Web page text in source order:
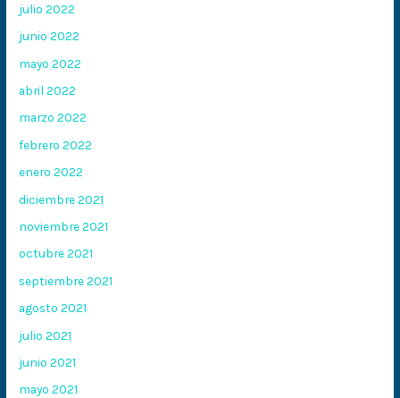
julio 2022
junio 2022
mayo 2022
abril 2022
marzo 2022
febrero 2022
enero 2022
diciembre 2021
noviembre 2021
octubre 2021
septiembre 2021
agosto 2021
julio 2021
junio 2021
mayo 2021